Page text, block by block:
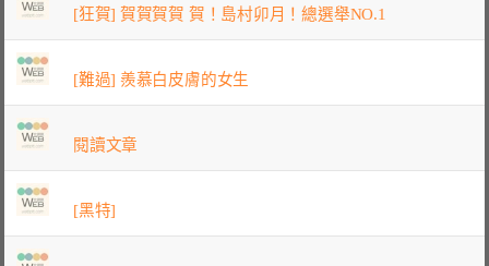
[狂賀] 賀賀賀賀 賀！島村卯月！總選舉NO.1
[難過] 羨慕白皮膚的女生
閱讀文章
[黑特]